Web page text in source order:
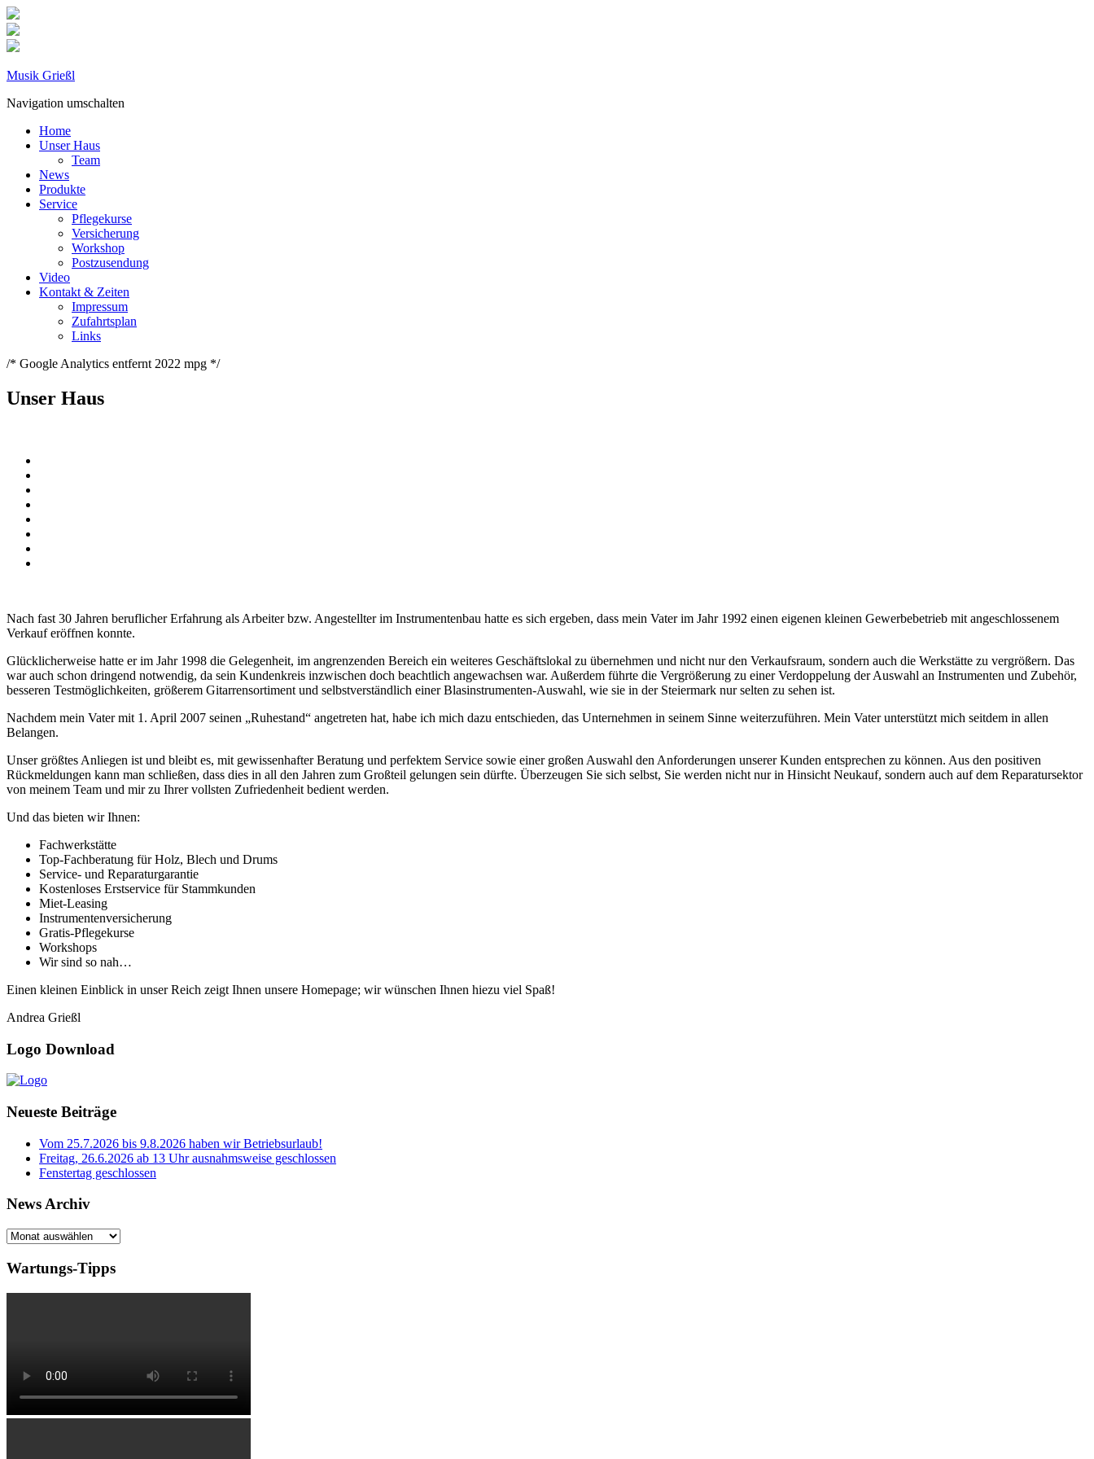
Musik Grießl
Navigation umschalten
Home
Unser Haus
Team
News
Produkte
Service
Pflegekurse
Versicherung
Workshop
Postzusendung
Video
Kontakt & Zeiten
Impressum
Zufahrtsplan
Links
/* Google Analytics entfernt 2022 mpg */
Unser Haus
Nach fast 30 Jahren beruflicher Erfahrung als Arbeiter bzw. Angestellter im Instrumentenbau hatte es sich ergeben, dass mein Vater im Jahr 1992 einen eigenen kleinen Gewerbebetrieb mit angeschlossenem
Verkauf eröffnen konnte.
Glücklicherweise hatte er im Jahr 1998 die Gelegenheit, im angrenzenden Bereich ein weiteres Geschäftslokal zu übernehmen und nicht nur den Verkaufsraum, sondern auch die Werkstätte zu vergrößern. Das
war auch schon dringend notwendig, da sein Kundenkreis inzwischen doch beachtlich angewachsen war. Außerdem führte die Vergrößerung zu einer Verdoppelung der Auswahl an Instrumenten und Zubehör,
besseren Testmöglichkeiten, größerem Gitarrensortiment und selbstverständlich einer Blasinstrumenten-Auswahl, wie sie in der Steiermark nur selten zu sehen ist.
Nachdem mein Vater mit 1. April 2007 seinen „Ruhestand“ angetreten hat, habe ich mich dazu entschieden, das Unternehmen in seinem Sinne weiterzuführen. Mein Vater unterstützt mich seitdem in allen
Belangen.
Unser größtes Anliegen ist und bleibt es, mit gewissenhafter Beratung und perfektem Service sowie einer großen Auswahl den Anforderungen unserer Kunden entsprechen zu können. Aus den positiven
Rückmeldungen kann man schließen, dass dies in all den Jahren zum Großteil gelungen sein dürfte. Überzeugen Sie sich selbst, Sie werden nicht nur in Hinsicht Neukauf, sondern auch auf dem Reparatursektor
von meinem Team und mir zu Ihrer vollsten Zufriedenheit bedient werden.
Und das bieten wir Ihnen:
Fachwerkstätte
Top-Fachberatung für Holz, Blech und Drums
Service- und Reparaturgarantie
Kostenloses Erstservice für Stammkunden
Miet-Leasing
Instrumentenversicherung
Gratis-Pflegekurse
Workshops
Wir sind so nah…
Einen kleinen Einblick in unser Reich zeigt Ihnen unsere Homepage; wir wünschen Ihnen hiezu viel Spaß!
Andrea Grießl
Logo Download
Neueste Beiträge
Vom 25.7.2026 bis 9.8.2026 haben wir Betriebsurlaub!
Freitag, 26.6.2026 ab 13 Uhr ausnahmsweise geschlossen
Fenstertag geschlossen
News Archiv
News
Wartungs-Tipps